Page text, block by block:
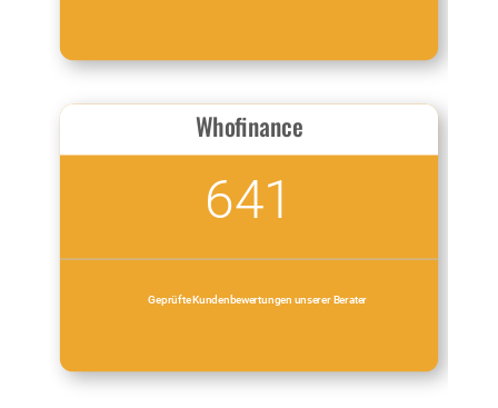
Whofinance
641
Geprüfte Kundenbewertungen unserer Berater